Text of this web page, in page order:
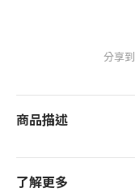
分享到
商品描述
了解更多